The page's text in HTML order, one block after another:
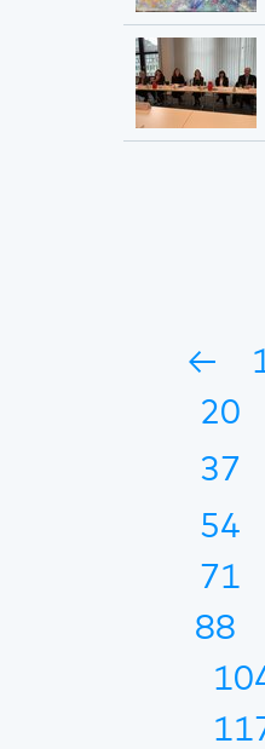
←
20
37
54
71
88